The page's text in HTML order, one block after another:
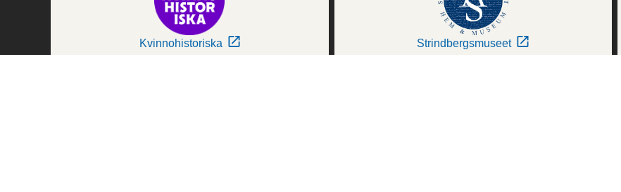
Kvinnohistoriska Strindbergsmuseet